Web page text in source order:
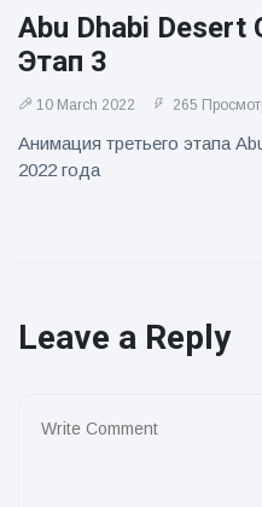
Abu Dhabi Desert
Этап 3
10 March 2022 265
Анимация третьего этапа
2022 года
Leave a Reply